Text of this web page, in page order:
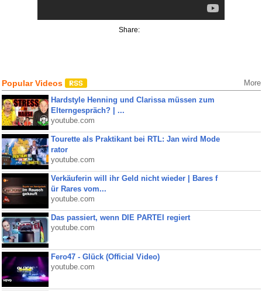
Share:
Popular Videos More
Hardstyle Henning und Clarissa müssen zum
Elterngespräch? | ...
youtube.com
Tourette als Praktikant bei RTL: Jan wird Mode
rator
youtube.com
Verkäuferin will ihr Geld nicht wieder | Bares f
ür Rares vom...
youtube.com
Das passiert, wenn DIE PARTEI regiert
youtube.com
Fero47 - Glück (Official Video)
youtube.com